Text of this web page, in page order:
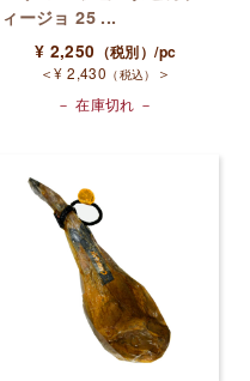
ィージョ 25 ...
¥ 2,250 （税別）/pc
＜¥ 2,430 （税込）
＞
－ 在庫切れ －